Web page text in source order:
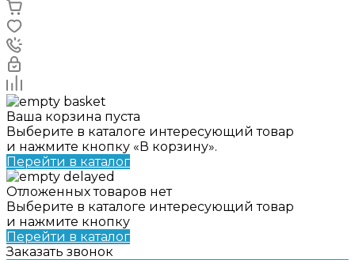
Ваша корзина пуста
Выберите в каталоге интересующий товар
и нажмите кнопку «В корзину».
Перейти в каталог
Отложенных товаров нет
Выберите в каталоге интересующий товар
и нажмите кнопку
Перейти в каталог
Заказать звонок